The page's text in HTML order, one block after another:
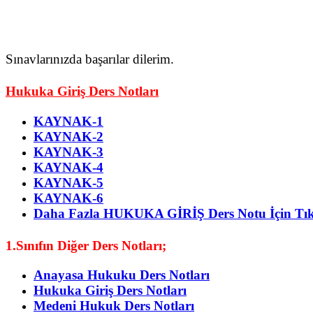
Sınavlarınızda başarılar dilerim.
Hukuka Giriş Ders Notları
KAYNAK-1
KAYNAK-2
KAYNAK-3
KAYNAK-4
KAYNAK-5
KAYNAK-6
Daha Fazla HUKUKA GİRİŞ Ders Notu İçin
1.Sınıfın Diğer Ders Notları;
Anayasa Hukuku Ders Notları
Hukuka Giriş Ders Notları
Medeni Hukuk Ders Notları